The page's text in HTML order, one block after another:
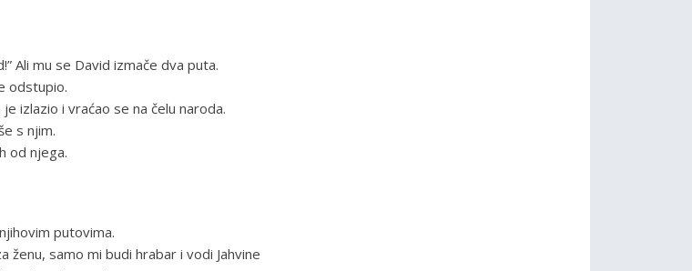
Ali mu se David izmače dva puta.
odstupio.
izlazio i vraćao se na čelu naroda.
s njim.
od njega.
putovima.
ženu, samo mi budi hrabar i vodi Jahvine